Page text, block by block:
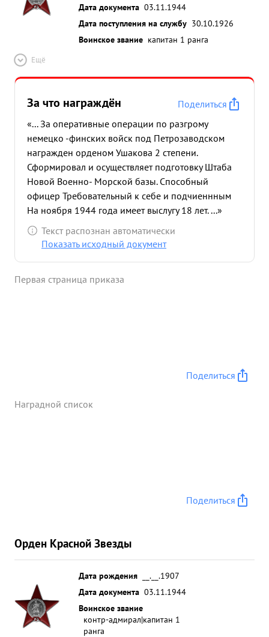
Дата документа 03.11.1944
Дата поступления на службу 30.10.1926
Воинское звание капитан 1 ранга
Ещё
За что награждён
Поделиться
«... За оперативные операции по разгрому
немецко -финских войск под Петрозаводском
награжден орденом Ушакова 2 степени.
Сформировал и осуществляет подготовку Штаба
Новой Военно- Морской базы. Способный
офицер Требовательный к себе и подчиеннным
На ноября 1944 года имеет выслугу 18 лет. ...»
Текст распознан автоматически
Показать исходный документ
Первая страница приказа
Поделиться
Наградной список
Поделиться
Орден Красной Звезды
Дата рождения
__.__.1907
Дата документа 03.11.1944
Воинское звание
контр-адмирал|капитан 1
ранга